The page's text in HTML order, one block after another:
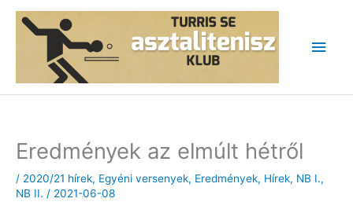
Skip
Main
Eredmények az elmúlt hétről
/ 2020/21 hírek, Egyéni versenyek, Eredmények, Hírek, NB I.,
NB II. / 2021-06-08